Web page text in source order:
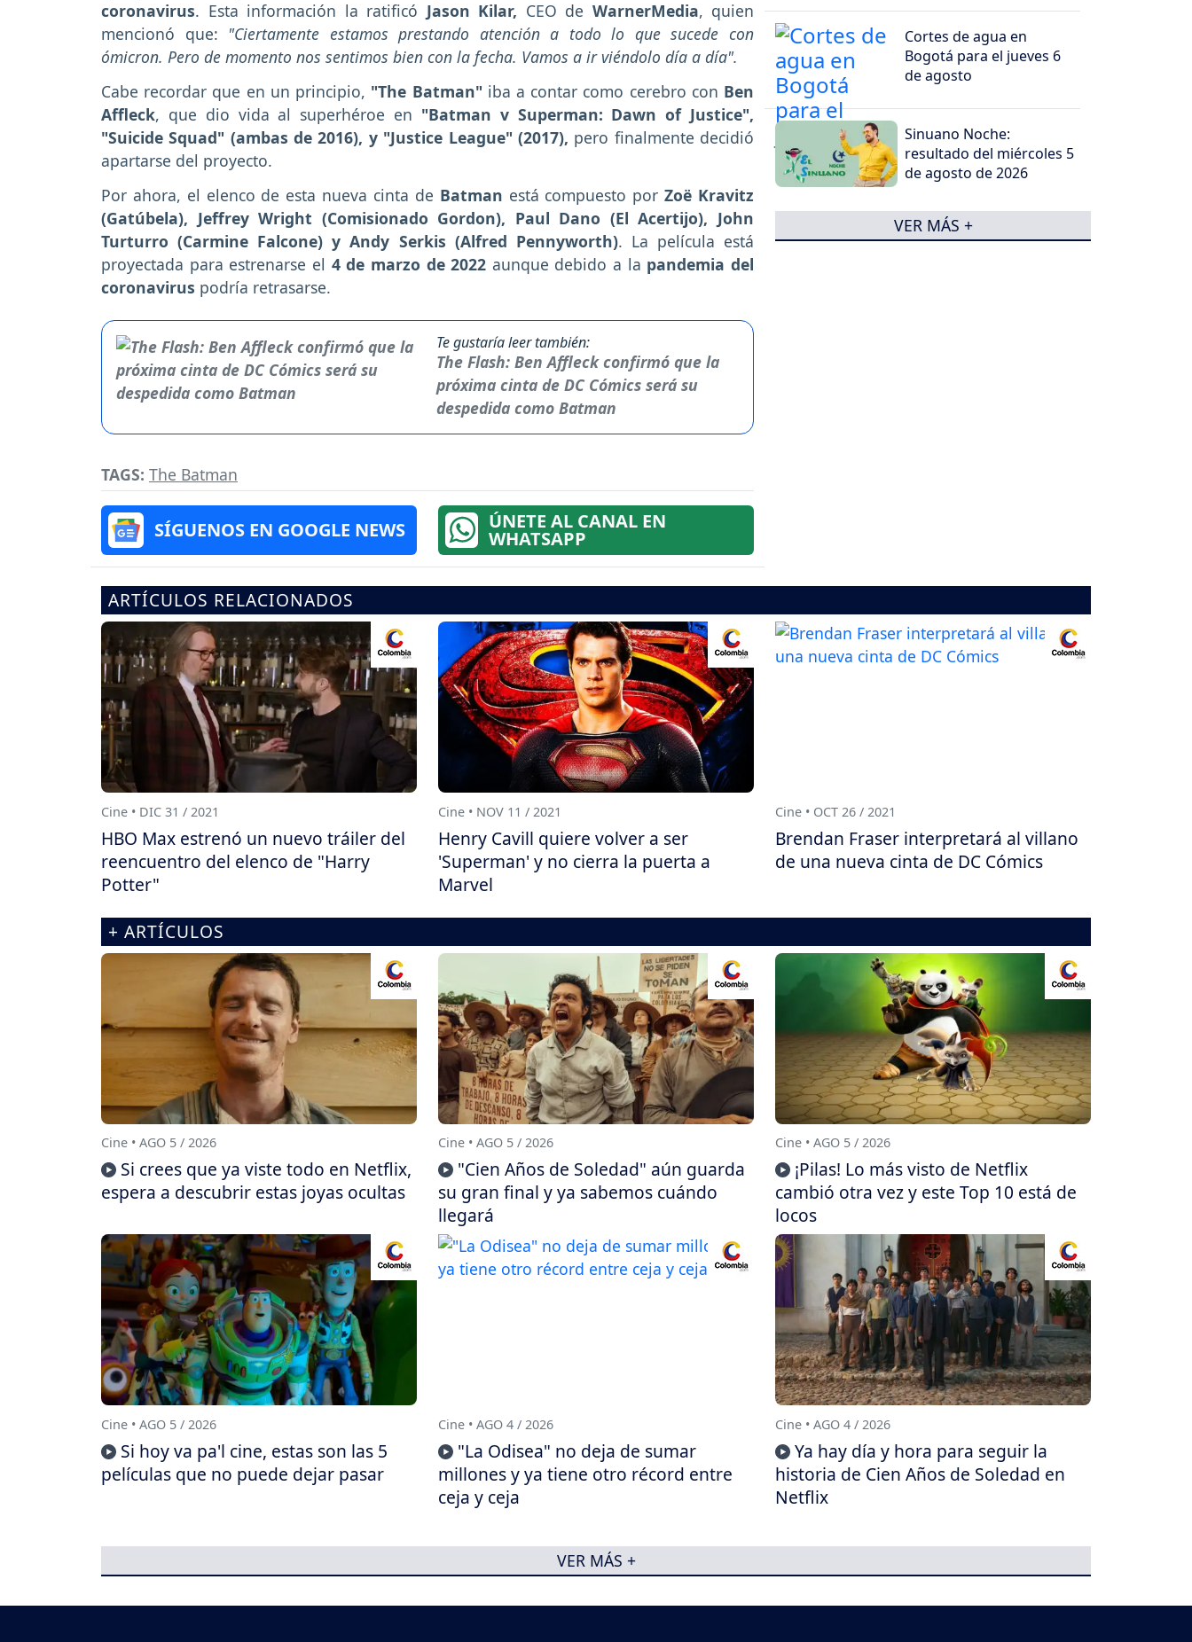
coronavirus. Esta información la ratificó Jason Kilar, CEO de WarnerMedia, quien
mencionó que: "Ciertamente estamos prestando atención a todo lo que sucede con
ómicron. Pero de momento nos sentimos bien con la fecha. Vamos a ir viéndolo día a día".
Cabe recordar que en un principio, "The Batman" iba a contar como cerebro con Ben
Affleck, que dio vida al superhéroe en "Batman v Superman: Dawn of Justice",
"Suicide Squad" (ambas de 2016), y "Justice League" (2017), pero finalmente decidió
apartarse del proyecto.
Por ahora, el elenco de esta nueva cinta de Batman está compuesto porZoë Kravitz
(Gatúbela), Jeffrey Wright (Comisionado Gordon), Paul Dano (El Acertijo), John
Turturro (Carmine Falcone) y Andy Serkis (Alfred Pennyworth). La película está
proyectada para estrenarse el 4 de marzo de 2022 aunque debido a la pandemia del
coronavirus podría retrasarse.
Te gustaría leer también:
The Flash: Ben Affleck confirmó que la
próxima cinta de DC Cómics será su
despedida como Batman
TAGS: The Batman
SÍGUENOS EN GOOGLE NEWS ÚNETE AL CANAL EN
WHATSAPP
Cortes de agua en
Bogotá para el jueves 6
de agosto
Sinuano Noche:
resultado del miércoles 5
de agosto de 2026
VER MÁS +
ARTÍCULOS RELACIONADOS
Cine • DIC 31 / 2021
HBO Max estrenó un nuevo tráiler del
reencuentro del elenco de "Harry
Potter"
Cine • NOV 11 / 2021
Henry Cavill quiere volver a ser
'Superman' y no cierra la puerta a
Marvel
Cine • OCT 26 / 2021
Brendan Fraser interpretará al villano
de una nueva cinta de DC Cómics
+ ARTÍCULOS
Cine • AGO 5 / 2026
Si crees que ya viste todo en Netflix,
espera a descubrir estas joyas ocultas
Cine • AGO 5 / 2026
"Cien Años de Soledad" aún guarda
su gran final y ya sabemos cuándo
llegará
Cine • AGO 5 / 2026
¡Pilas! Lo más visto de Netflix
cambió otra vez y este Top 10 está de
locos
Cine • AGO 5 / 2026
Si hoy va pa'l cine, estas son las 5
películas que no puede dejar pasar
Cine • AGO 4 / 2026
"La Odisea" no deja de sumar
millones y ya tiene otro récord entre
ceja y ceja
Cine • AGO 4 / 2026
Ya hay día y hora para seguir la
historia de Cien Años de Soledad en
Netflix
VER MÁS +